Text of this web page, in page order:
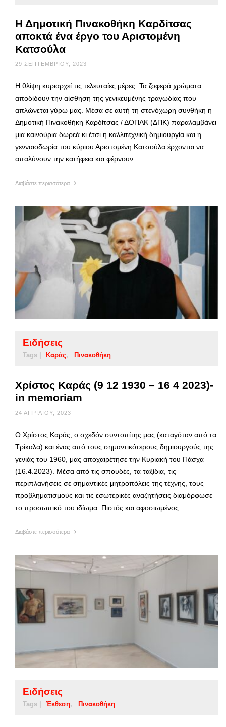
Η Δημοτική Πινακοθήκη Καρδίτσας
αποκτά ένα έργο του Αριστομένη
Κατσούλα
29 ΣΕΠΤΕΜΒΡΊΟΥ, 2023
Η θλίψη κυριαρχεί τις τελευταίες μέρες. Τα ζοφερά χρώματα
αποδίδουν την αίσθηση της γενικευμένης τραγωδίας που
απλώνεται γύρω μας. Μέσα σε αυτή τη στενόχωρη συνθήκη η
Δημοτική Πινακοθήκη Καρδίτσας / ΔΟΠΑΚ (ΔΠΚ) παραλαμβάνει
μια καινούρια δωρεά κι έτσι η καλλιτεχνική δημιουργία και η
γενναιοδωρία του κύριου Αριστομένη Κατσούλα έρχονται να
απαλύνουν την κατήφεια και φέρνουν …
Διαβάστε περισσότερα
Ειδήσεις
Tags | Καράς Πινακοθήκη
Χρίστος Καράς (9 12 1930 – 16 4 2023)-
in memoriam
24 ΑΠΡΙΛΊΟΥ, 2023
Ο Χρίστος Καράς, o σχεδόν συντοπίτης μας (καταγόταν από τα
Τρίκαλα) και ένας από τους σημαντικότερους δημιουργούς της
γενιάς του 1960, μας αποχαιρέτησε την Κυριακή του Πάσχα
(16.4.2023). Μέσα από τις σπουδές, τα ταξίδια, τις
περιπλανήσεις σε σημαντικές μητροπόλεις της τέχνης, τους
προβληματισμούς και τις εσωτερικές αναζητήσεις διαμόρφωσε
το προσωπικό του ιδίωμα. Πιστός και αφοσιωμένος …
Διαβάστε περισσότερα
Ειδήσεις
Tags | Έκθεση Πινακοθήκη